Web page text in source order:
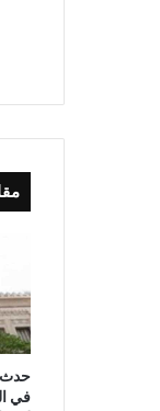
حدث
في